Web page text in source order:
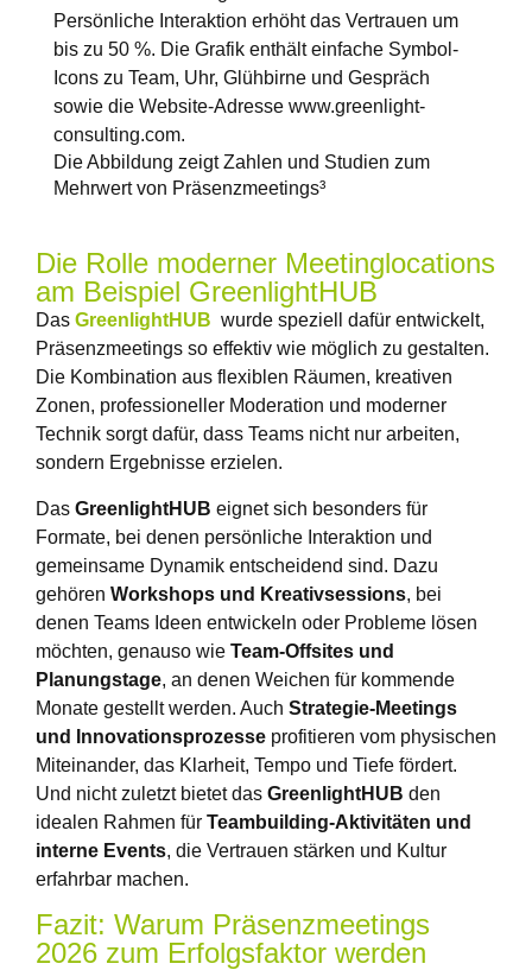
Die Abbildung zeigt Zahlen und Studien zum
Mehrwert von Präsenzmeetings​³
Die Rolle moderner Meetinglocations
am Beispiel GreenlightHUB
Das GreenlightHUB wurde speziell dafür entwickelt,
Präsenzmeetings so effektiv wie möglich zu gestalten.
Die Kombination aus flexiblen Räumen, kreativen
Zonen, professioneller Moderation und moderner
Technik sorgt dafür, dass Teams nicht nur arbeiten,
sondern Ergebnisse erzielen.
Das GreenlightHUB eignet sich besonders für
Formate, bei denen persönliche Interaktion und
gemeinsame Dynamik entscheidend sind. Dazu
gehören Workshops und Kreativsessions, bei
denen Teams Ideen entwickeln oder Probleme lösen
möchten, genauso wie Team-Offsites und
Planungstage, an denen Weichen für kommende
Monate gestellt werden. Auch Strategie-Meetings
und Innovationsprozesse profitieren vom physischen
Miteinander, das Klarheit, Tempo und Tiefe fördert.
Und nicht zuletzt bietet das GreenlightHUB den
idealen Rahmen für Teambuilding-Aktivitäten und
interne Events, die Vertrauen stärken und Kultur
erfahrbar machen.
Fazit: Warum Präsenzmeetings
2026 zum Erfolgsfaktor werden